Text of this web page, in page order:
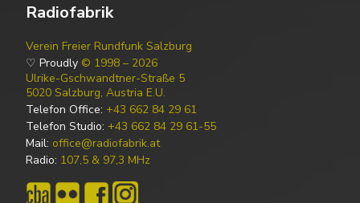
Radiofabrik
Verein Freier Rundfunk Salzburg
♡ Proudly © 1998 – 2026
Ulrike-Gschwandtner-Straße 5
5020 Salzburg, Austria E.U.
Telefon Office: +43 662 84 29 61
Telefon Studio: +43 662 84 29 61-55
Mail: office@radiofabrik.at
Radio: 107,5 & 97,3 MHz